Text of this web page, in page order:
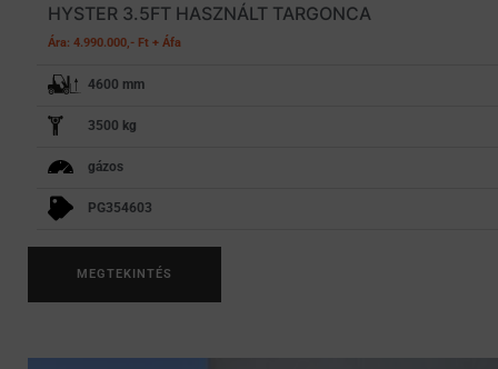
HYSTER 3.5FT HASZNÁLT TARGONCA
Ára: 4.990.000,- Ft + Áfa
4600 mm
3500 kg
gázos
PG354603
MEGTEKINTÉS